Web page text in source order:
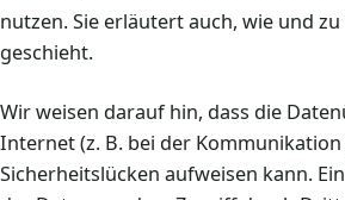
nutzen. Sie erläutert auch, wie und
geschieht.
Wir weisen darauf hin, dass die
Internet (z. B. bei der Kommunikation
Sicherheitslücken aufweisen kann.